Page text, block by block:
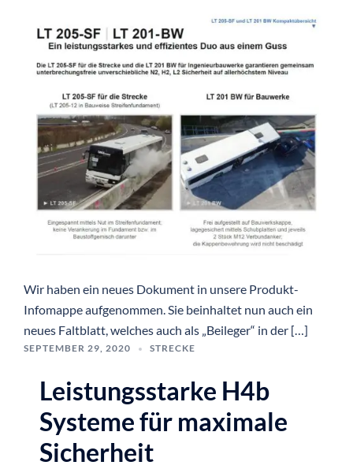
Wir haben ein neues Dokument in unsere Produkt-
Infomappe aufgenommen. Sie beinhaltet nun auch ein
neues Faltblatt, welches auch als „Beileger“ in der […]
SEPTEMBER 29, 2020 STRECKE
Leistungsstarke H4b
Systeme für maximale
Sicherheit